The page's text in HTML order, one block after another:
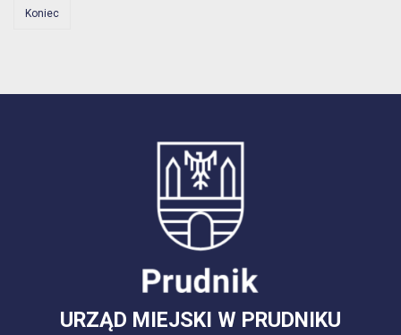
Koniec
URZĄD MIEJSKI W PRUDNIKU